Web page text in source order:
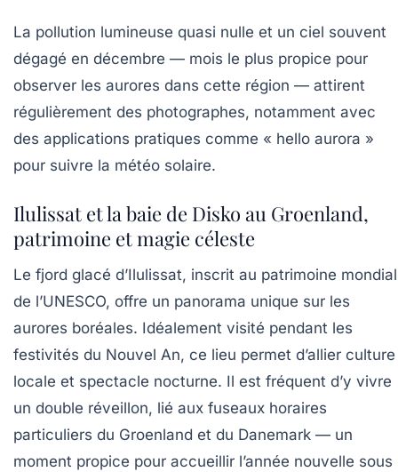
La pollution lumineuse quasi nulle et un ciel souvent
dégagé en décembre — mois le plus propice pour
observer les aurores dans cette région — attirent
régulièrement des photographes, notamment avec
des applications pratiques comme « hello aurora »
pour suivre la météo solaire.
Ilulissat et la baie de Disko au Groenland,
patrimoine et magie céleste
Le fjord glacé d’Ilulissat, inscrit au patrimoine mondial
de l’UNESCO, offre un panorama unique sur les
aurores boréales. Idéalement visité pendant les
festivités du Nouvel An, ce lieu permet d’allier culture
locale et spectacle nocturne. Il est fréquent d’y vivre
un double réveillon, lié aux fuseaux horaires
particuliers du Groenland et du Danemark — un
moment propice pour accueillir l’année nouvelle sous